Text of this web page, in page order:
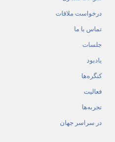
درخواست ملاقات
تماس با ما
جلسات
یادبود
کنگره‌ها
فعالیت
تجربه‌ها
در سراسر جهان